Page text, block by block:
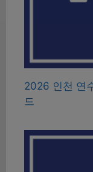
2026 인천 연
드